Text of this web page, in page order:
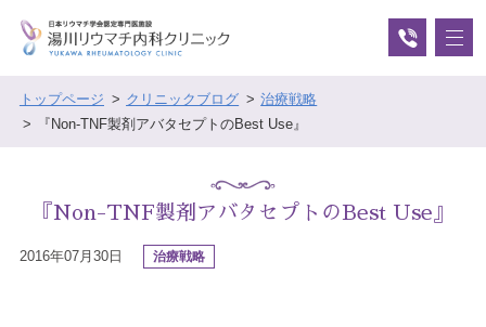
トップページ クリニックブログ
治療戦略
『Non-TNF製剤アバタセプトのBest Use』
『Non-TNF製剤アバタセプトのBest Use』
2016年07月30日 治療戦略